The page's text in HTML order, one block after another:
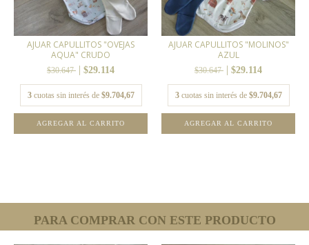
AJUAR CAPULLITOS "OVEJAS
AQUA" CRUDO
$30.647 $29.114
3 cuotas sin interés de $9.704,67
AGREGAR AL CARRITO
AJUAR CAPULLITOS "MOLINOS"
AZUL
$30.647 $29.114
3 cuotas sin interés de $9.704,67
AGREGAR AL CARRITO
PARA COMPRAR CON ESTE PRODUCTO